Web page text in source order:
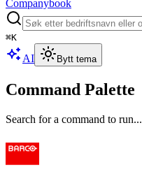
Companybook
⌘K
AI Bytt tema
Command Palette
Search for a command to run...